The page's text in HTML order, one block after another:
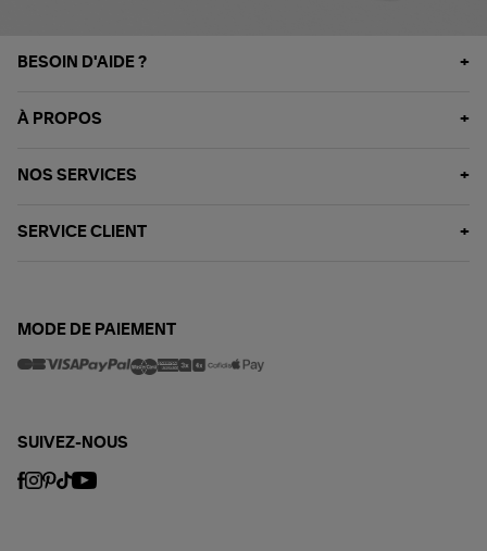
BESOIN D'AIDE ?
À PROPOS
NOS SERVICES
SERVICE CLIENT
MODE DE PAIEMENT
SUIVEZ-NOUS